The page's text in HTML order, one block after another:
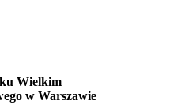
Wielkim
w Warszawie